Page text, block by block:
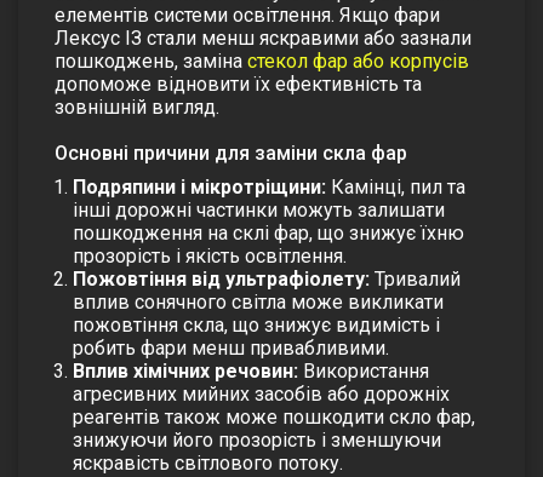
елементів системи освітлення. Якщо фари
Лексус ІЗ стали менш яскравими або зазнали
пошкоджень, заміна стекол фар або корпусів
допоможе відновити їх ефективність та
зовнішній вигляд.
Основні причини для заміни скла фар
Подряпини і мікротріщини: Камінці, пил та
інші дорожні частинки можуть залишати
пошкодження на склі фар, що знижує їхню
прозорість і якість освітлення.
Пожовтіння від ультрафіолету: Тривалий
вплив сонячного світла може викликати
пожовтіння скла, що знижує видимість і
робить фари менш привабливими.
Вплив хімічних речовин: Використання
агресивних мийних засобів або дорожніх
реагентів також може пошкодити скло фар,
знижуючи його прозорість і зменшуючи
яскравість світлового потоку.